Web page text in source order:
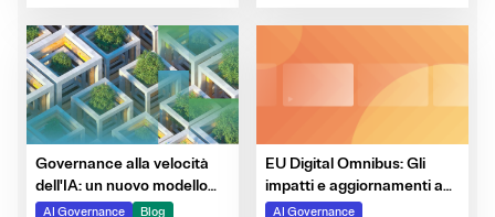
Governance alla velocità
dell'IA: un nuovo modello
operativo
AI Governance Blog
EU Digital Omnibus: Gli
impatti e aggiornamenti a
GDPR e AI Act
AI Governance